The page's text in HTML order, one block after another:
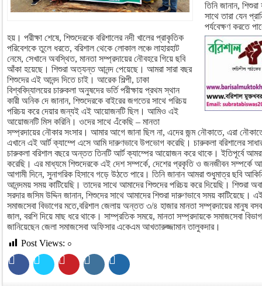
তিনি জানান,
সাথে তারা যেন
পর্যবেক্ষণ করতে
হয়। পরীক্ষা শেষে, শিশুদেরকে বরিশালের নদী খালের প্রাকৃতিক
পরিবেশকে তুলে ধরতে, বরিশাল থেকে লোকাল লঞ্চে লাহারহাট
নেমে, সেখানে অবস্থিত, মানতা সম্প্রদায়ের নৌবহরে গিয়ে ছবি
আঁকা হয়েছে। শিশুরা অত্যন্ত আনন্দ পেয়েছে। আমরা সারা বছর
শিশুদের এই আনন্দ দিতে চাই। আরেক শিল্পী, ঢাকা
বিশ্ববিদ্যালয়ের চারুকলা অনুষদের ভর্তি পরীক্ষায় প্রথম স্থান
কারী অনিক দে জানান, শিশুদেরকে বাইরের জগতের সাথে পরিচয়
পরিচয় করে দেয়ার জন্যই এই আয়োজনটি ছিল। আমিও এই
আয়োজনটি মিস করিনি। ওদের সাথে এঁকেছি – মানতা
সম্প্রদায়ের নৌকার সংসার। আমার আগে জানা ছিল না, এদের জন্ম নৌকাতে, এরা
এখানে এই আর্ট ক্যাম্পে এসে আমি দারুণভাবে উপভোগ করেছি। চারুকলা বরিশালের
চারুকলা বরিশাল বছরে অন্তত তিনটি আর্ট ক্যাম্পের আয়োজন করে থাকে। ইতিপূর্বে আমরা
করেছি। এর মাধ্যমে শিশুদেরকে এই দেশ সম্পর্কে, দেশের প্রকৃতি ও জনজীবন সম্পর্কে
আগামী দিনে, সুনাগরিক হিসাবে গড়ে উঠতে পারে। তিনি জানান আমরা শুধুমাত্র ছবি
আনন্দময় সময় কাটিয়েছি। তাদের সাথে আমাদের শিশুদের পরিচয় করে দিয়েছি। শিশুরা
সরদার জসিম উদ্দিন জানান, শিশুদের সাথে আমাদের শিশুরা দারুণভাবে সময়
সমাজসেবা বিভাগের মতে,বরিশাল জেলায় অন্তত ৩/৪ হাজার মানতা সম্প্রদায়ের মানুষ
জাল, বরশি দিয়ে মাছ ধরে থাকে। সাম্প্রতিক সময়ে, মানতা সম্প্রদায়কে সমাজসেবা
জানিয়েছেন জেলা সমাজসেবা অফিসার একেএম আখতারুজ্জামান তালুকদার।
Post Views: ০